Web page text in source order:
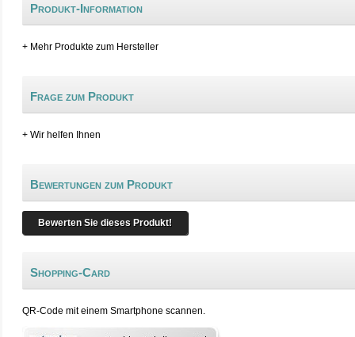
Produkt-Information
+ Mehr Produkte zum Hersteller
Frage zum Produkt
+ Wir helfen Ihnen
Bewertungen zum Produkt
Bewerten Sie dieses Produkt!
Shopping-Card
QR-Code mit einem Smartphone scannen.